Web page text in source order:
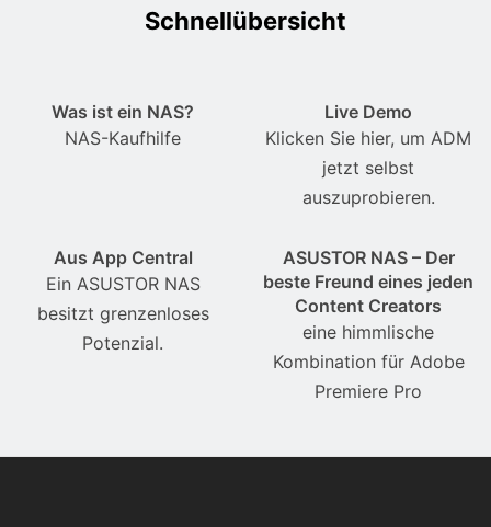
Schnellübersicht
Was ist ein NAS?
NAS-Kaufhilfe
Live Demo
Klicken Sie hier, um ADM
jetzt selbst
auszuprobieren.
Aus App Central
Ein ASUSTOR NAS
besitzt grenzenloses
Potenzial.
ASUSTOR NAS – Der
beste Freund eines jeden
Content Creators
eine himmlische
Kombination für Adobe
Premiere Pro